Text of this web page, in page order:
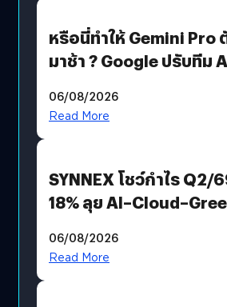
หรือนี่ทำให้ Gemini Pro
มาช้า ? Google ปรับทีม
AGI
06/08/2026
Read More
SYNNEX โชว์กำไร Q2/
18% ลุย
Revenue เร่งเครื่อง New
06/08/2026
Read More